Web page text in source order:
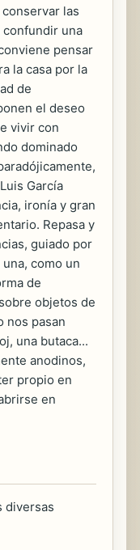
las
confundir una
pensar
la casa por la
de
el deseo
vivir con
dominado
García
ironía y gran
Repasa y
guiado por
como un
de
objetos de
nos pasan
una butaca...
anodinos,
propio en
en
diversas